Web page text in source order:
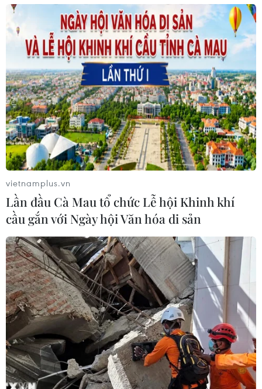
vietnamplus.vn
Lần đầu Cà Mau tổ chức Lễ hội Khinh khí
cầu gắn với Ngày hội Văn hóa di sản